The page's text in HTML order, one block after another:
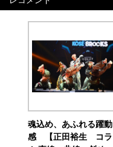
魂込め、あふれる躍動
感 【正田裕生 コラ